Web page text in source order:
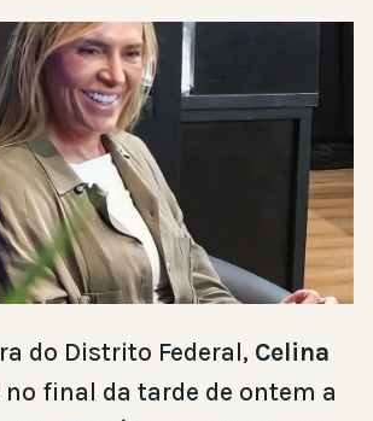
do Distrito Federal, Celina
final da tarde de ontem a